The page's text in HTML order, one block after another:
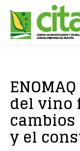
del vino
y el